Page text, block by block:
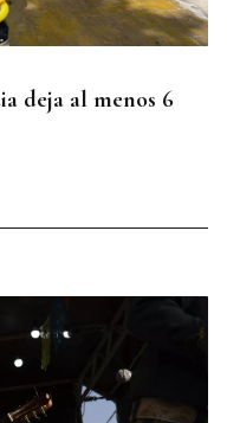
deja al menos 6